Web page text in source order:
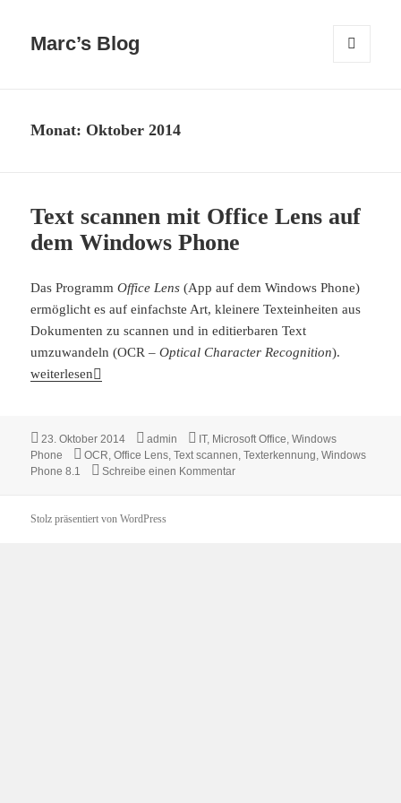
Marc’s Blog
Monat: Oktober 2014
Text scannen mit Office Lens auf
dem Windows Phone
Das ProgrammOffice Lens (App auf dem Windows Phone)
ermöglicht es auf einfachste Art, kleinere Texteinheiten aus
Dokumenten zu scannen und in editierbaren Text
umzuwandeln (OCR –Optical Character Recognition).
Text scannen mit Office Lens auf dem Windows Phone
weiterlesen
Veröffentlicht
am
23. Oktober 2014 Autor
admin Kategorien
IT, Microsoft Office,Windows
Phone
Schlagwörter
OCR,Office Lens,Text scannen,Texterkennung,Windows
Phone 8.1
Schreibe einen Kommentarzu Text scannen mit Office Lens
Stolz präsentiert von WordPress